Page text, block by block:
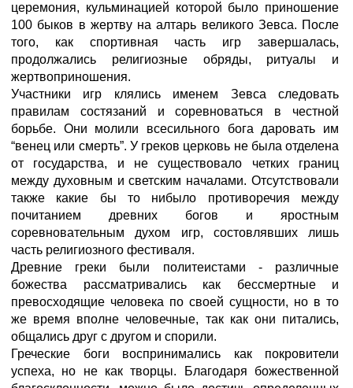
церемония, кульминацией которой было приношение
100 быков в жертву на алтарь великого Зевса. После
того, как спортивная часть игр завершалась,
продолжались религиозные обряды, ритуалы и
жертвоприношения.
Участники игр клялись именем Зевса следовать
правилам состязаний и соревноваться в честной
борьбе. Они молили всесильного бога даровать им
“венец или смерть”. У греков церковь не была отделена
от государства, и не существовало четких границ
между духовным и светским началами. Отсутствовали
также какие бы то нибыло противоречия между
почитанием древних богов и яростным
соревновательным духом игр, состовлявших лишь
часть религиозного фестиваля.
Древние греки были политеистами - различные
божества рассматривались как бессмертные и
превосходящие человека по своей сущности, но в то
же время вполне человечные, так как они питались,
общались друг с другом и спорили.
Греческие боги воспринимались как покровители
успеха, но не как творцы. Благодаря божественной